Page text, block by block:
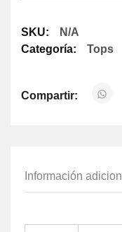
SKU:
N/A
Categoría:
Tops
Compartir:
Información